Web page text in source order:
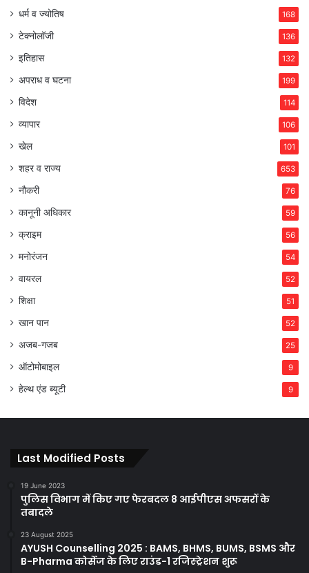
धर्म व ज्योतिष 168
टेक्नोलॉजी 136
इतिहास 132
अपराध व घटना 199
विदेश 114
व्यापार 106
खेल 101
शहर व राज्य 653
नौकरी 76
कानूनी अधिकार 59
क्राइम 56
मनोरंजन 54
वायरल 52
शिक्षा 51
खान पान 52
अजब-गजब 25
ऑटोमोबाइल 9
हेल्थ एंड ब्यूटी 9
Last Modified Posts
19 June 2023
पुलिस विभाग में किए गए फेरबदल 8 आईपीएस अफसरों के
तबादले
23 August 2025
AYUSH Counselling 2025 : BAMS, BHMS, BUMS, BSMS और
B-Pharma कोर्सेज के लिए राउंड-1 रजिस्ट्रेशन शुरू